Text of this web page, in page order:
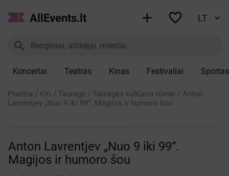
AllEvents.lt  

Koncertai Teatras Kinas Festivaliai Sportas
Pradžia / Kiti / Tauragė / Tauragės kultūros rūmai / Anton
Lavrentjev „Nuo 9 iki 99“. Magijos ir humoro šou
Anton Lavrentjev „Nuo 9 iki 99“.
Magijos ir humoro šou